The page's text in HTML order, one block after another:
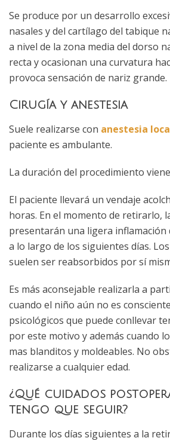
Se produce por un desarrollo
nasales y del cartílago del tabique
a nivel de la zona media del dorso
recta y ocasionan una curvatura
provoca sensación de nariz grande.
Cirugía y anestesia
Suele realizarse con anestesia
paciente es ambulante.
La duración del procedimiento
El paciente llevará un vendaje
horas. En el momento de retirarlo,
presentarán una ligera
a lo largo de los siguientes días.
suelen ser reabsorbidos por sí
Es más aconsejable realizarla a
cuando el niño aún no es
psicológicos que puede conllevar
por este motivo y además cuando
mas blanditos y moldeables. No
realizarse a cualquier edad.
¿Qué cuidados
tengo que seguir?
Durante los días siguientes a la